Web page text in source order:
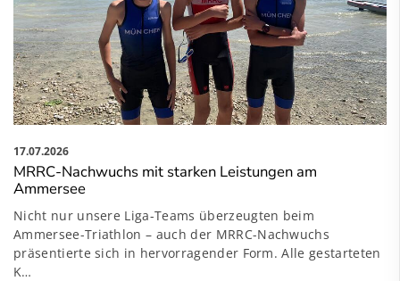
17.07.2026
MRRC-Nachwuchs mit starken Leistungen am
Ammersee
Nicht nur unsere Liga-Teams überzeugten beim
Ammersee-Triathlon – auch der MRRC-Nachwuchs
präsentierte sich in hervorragender Form. Alle gestarteten
K…